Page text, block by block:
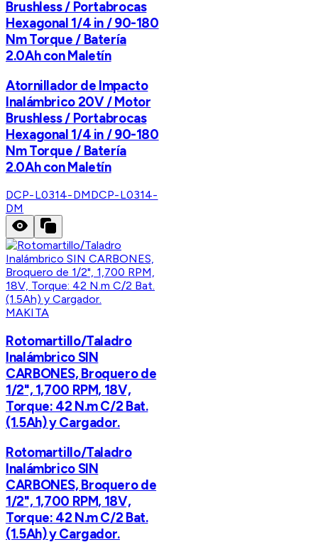
Brushless / Portabrocas
Hexagonal 1/4 in / 90-180
Nm Torque / Batería
2.0Ah con Maletín
Atornillador de Impacto
Inalámbrico 20V / Motor
Brushless / Portabrocas
Hexagonal 1/4 in / 90-180
Nm Torque / Batería
2.0Ah con Maletín
DCP-L0314-DMDCP-L0314-
DM
MAKITA
Rotomartillo/Taladro
Inalámbrico SIN
CARBONES, Broquero de
1/2", 1,700 RPM, 18V,
Torque: 42 N.m C/2 Bat.
(1.5Ah) y Cargador.
Rotomartillo/Taladro
Inalámbrico SIN
CARBONES, Broquero de
1/2", 1,700 RPM, 18V,
Torque: 42 N.m C/2 Bat.
(1.5Ah) y Cargador.